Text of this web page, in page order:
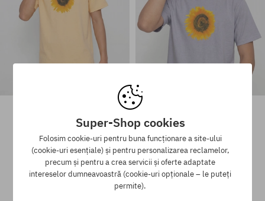
Mărimi existente:
Mărimi existente:
M; L; XL
Super-Shop cookies
Folosim cookie-uri pentru buna funcționare a site-ului
(cookie-uri esențiale) și pentru personalizarea reclamelor,
precum și pentru a crea servicii și oferte adaptate
intereselor dumneavoastră (cookie-uri opționale – le puteți
permite).